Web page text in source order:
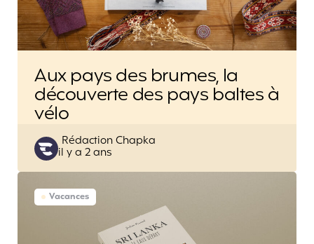
Aux pays des brumes, la
découverte des pays baltes à
vélo
Posted
by
Rédaction Chapka
il y a 2 ans
Vacances